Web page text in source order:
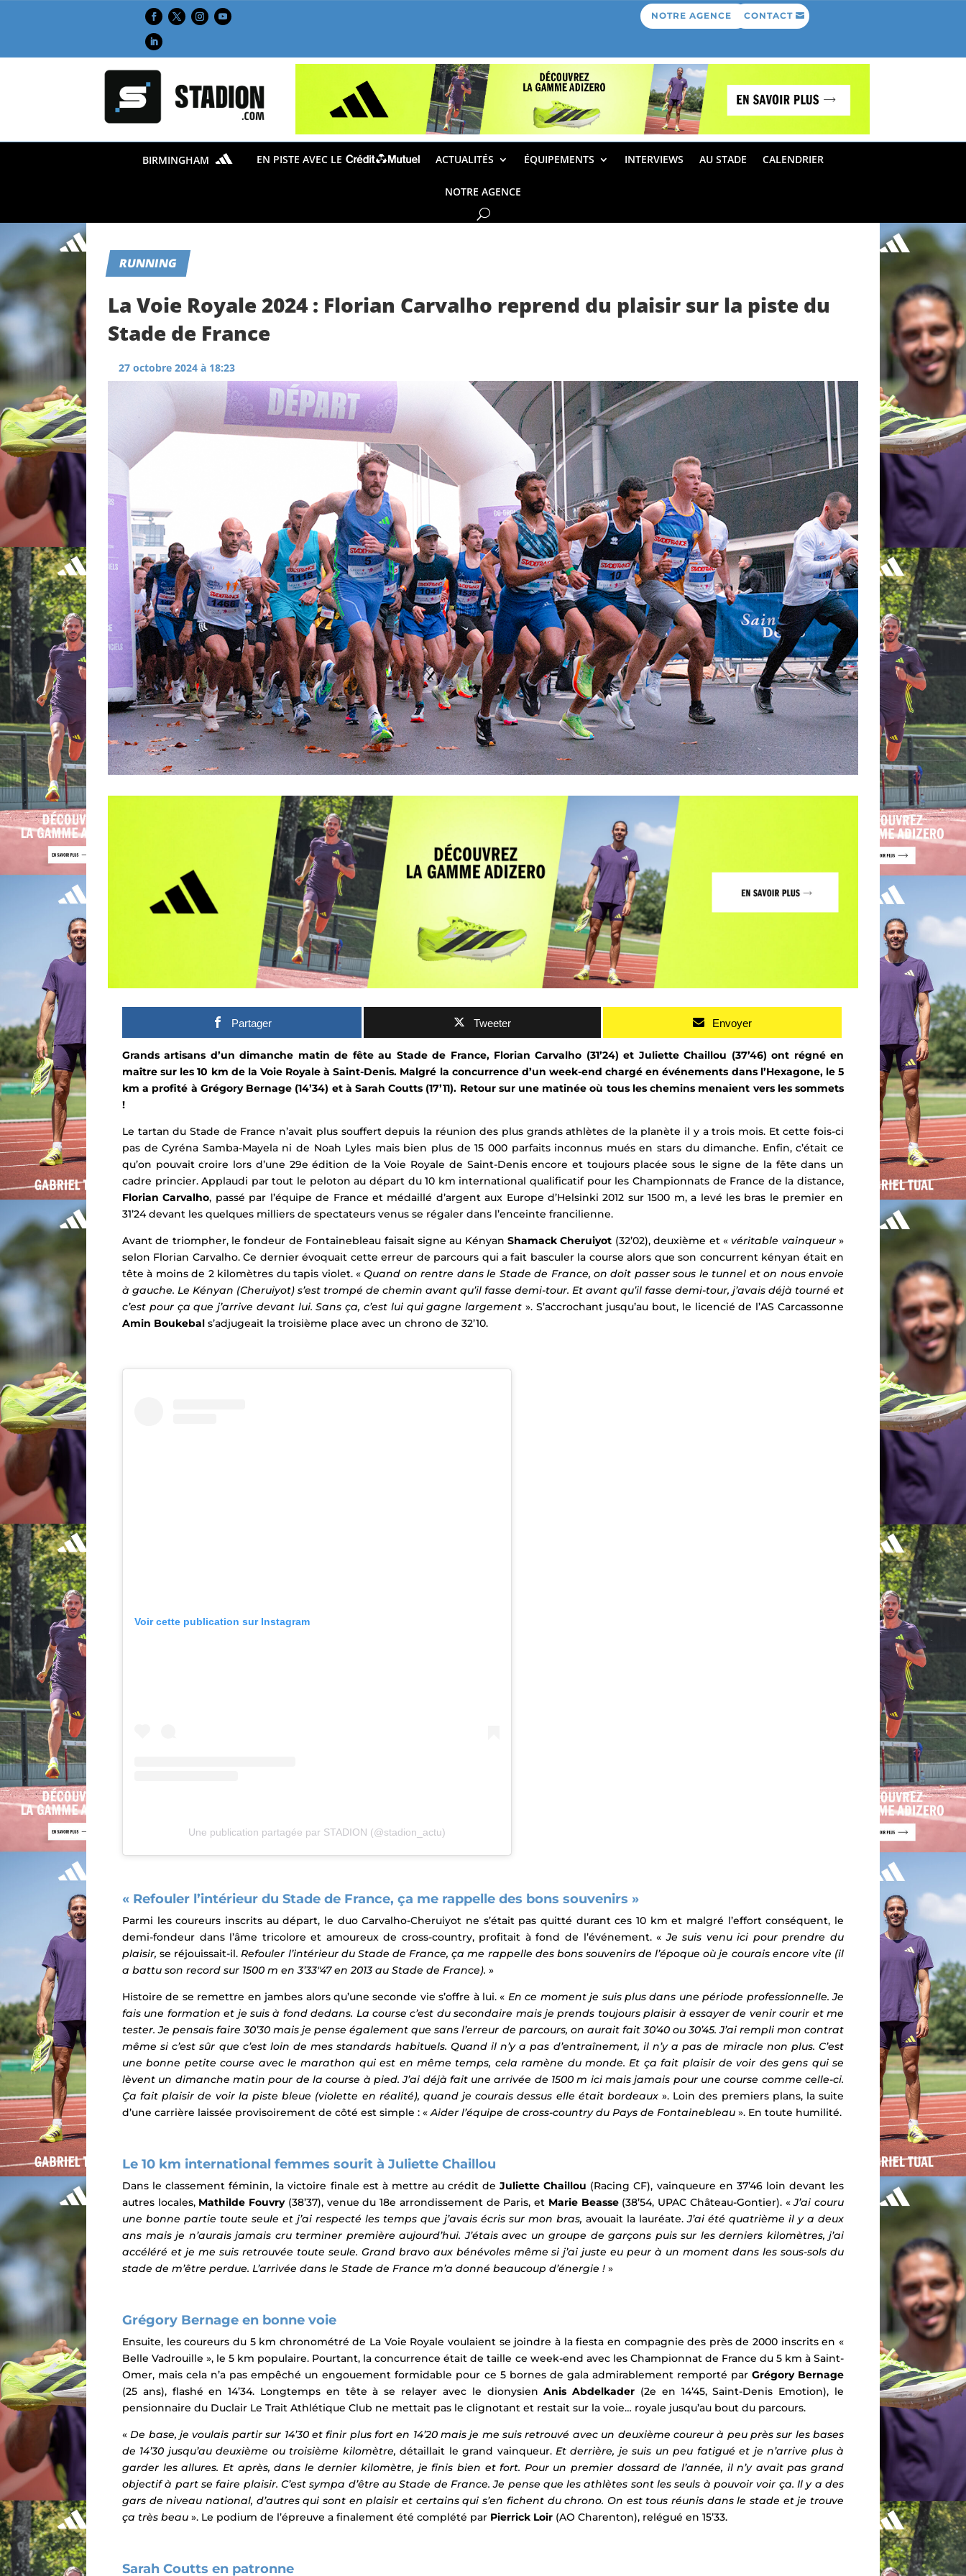
NOTRE AGENCE CONTACT
BIRMINGHAM EN PISTE AVEC LE ACTUALITÉS ÉQUIPEMENTS INTERVIEWS AU STADE CALENDRIER
NOTRE AGENCE
RUNNING
La Voie Royale 2024 : Florian Carvalho reprend du plaisir sur la piste du
Stade de France
27 octobre 2024 à 18:23
Partager Tweeter Envoyer
Grands artisans d’un dimanche matin de fête au Stade de France, Florian Carvalho (31’24) et Juliette Chaillou (37’46) ont régné en
maître sur les 10 km de la Voie Royale à Saint-Denis. Malgré la concurrence d’un week-end chargé en événements dans l’Hexagone, le 5
km a profité à Grégory Bernage (14’34) et à Sarah Coutts (17’11). Retour sur une matinée où tous les chemins menaient vers les sommets
!
Le tartan du Stade de France n’avait plus souffert depuis la réunion des plus grands athlètes de la planète il y a trois mois. Et cette fois-ci
pas deCyréna Samba-Mayelani de Noah Lyles mais bien plus de 15 000 parfaits inconnus mués en stars du dimanche. Enfin, c’était ce
qu’on pouvait croire lors d’une 29e édition de la Voie Royale de Saint-Denis encore et toujours placée sous le signe de la fête dans un
cadre princier. Applaudi par tout le peloton au départ du 10 km international qualificatif pour les Championnats de France de la distance,
Florian Carvalho, passé par l’équipe de France et médaillé d’argent aux Europe d’Helsinki 2012 sur 1500 m, a levé les bras le premier en
31’24 devant les quelques milliers de spectateurs venus se régaler dans l’enceinte francilienne.
Avant de triompher, le fondeur de Fontainebleau faisait signe au Kényan Shamack Cheruiyot (32’02), deuxième et «véritable vainqueur»
selon Florian Carvalho. Ce dernier évoquait cette erreur de parcours qui a fait basculer la course alors que son concurrent kényan était en
tête à moins de 2 kilomètres du tapis violet. «Quand on rentre dans le Stade de France, on doit passer sous le tunnel et on nous envoie
à gauche. Le Kényan (Cheruiyot) s’est trompé de chemin avant qu’il fasse demi-tour. Et avant qu’il fasse demi-tour, j’avais déjà tourné et
c’est pour ça que j’arrive devant lui.Sans ça, c’est lui qui gagne largement ». S’accrochant jusqu’au bout, le licencié de l’AS Carcassonne
Amin Boukebal s’adjugeait la troisième place avec un chrono de 32’10.
Voir cette publication sur Instagram
Une publication partagée par STADION (@stadion_actu)
« Refouler l’intérieur du Stade de France, ça me rappelle des bons souvenirs »
Parmi les coureurs inscrits au départ, le duo Carvalho-Cheruiyot ne s’était pas quitté durant ces 10 km et malgré l’effort conséquent, le
demi-fondeur dans l’âme tricolore et amoureux de cross-country, profitait à fond de l’événement. «Je suis venu ici pour prendre du
plaisir, se réjouissait-il. Refouler l’intérieur du Stade de France, ça me rappelle des bons souvenirs de l’époque où je courais encore vite (il
a battu son record sur 1500 m en 3’33″47 en 2013 au Stade de France). »
Histoire de se remettre en jambes alors qu’une seconde vie s’offre à lui. « En ce moment je suis plus dans une période professionnelle. Je
fais une formation et je suis à fond dedans. La course c’est du secondaire mais je prends toujours plaisir à essayer de venir courir et me
tester. Je pensais faire 30’30 mais je pense également que sans l’erreur de parcours, on aurait fait 30’40 ou 30’45. J’ai rempli mon contrat
même si c’est sûr que c’est loin de mes standards habituels. Quand il n’y a pas d’entraînement, il n’y a pas de miracle non plus. C’est
une bonne petite course avec le marathon qui est en même temps, cela ramène du monde. Et ça fait plaisir de voir des gens qui se
lèvent un dimanche matin pour de la course à pied. J’ai déjà fait une arrivée de 1500 m ici mais jamais pour une course comme celle-ci.
Ça fait plaisir de voir la piste bleue (violette en réalité), quand je courais dessus elle était bordeaux». Loin des premiers plans, la suite
d’une carrière laissée provisoirement de côté est simple : « Aider l’équipe de cross-country du Pays de Fontainebleau ». En toute humilité.
Le 10 km international femmes sourit à Juliette Chaillou
Dans le classement féminin, la victoire finale est à mettre au crédit deJuliette Chaillou (Racing CF), vainqueure en 37’46 loin devant les
autres locales, Mathilde Fouvry(38’37), venue du 18e arrondissement de Paris, et Marie Beasse(38’54, UPAC Château-Gontier). «J’ai couru
une bonne partie toute seule et j’ai respecté les temps que j’avais écris sur mon bras, avouait la lauréate.J’ai été quatrième il y a deux
ans mais je n’aurais jamais cru terminer première aujourd’hui. J’étais avec un groupe de garçons puis sur les derniers kilomètres, j’ai
accéléré et je me suis retrouvée toute seule. Grand bravo aux bénévoles même si j’ai juste eu peur à un moment dans les sous-sols du
stade de m’être perdue. L’arrivée dans le Stade de France m’a donné beaucoup d’énergie ! »
Grégory Bernage en bonne voie
Ensuite, les coureurs du 5 km chronométré de La Voie Royale voulaient se joindre à la fiesta en compagnie des près de 2000 inscrits en «
Belle Vadrouille », le 5 km populaire. Pourtant, la concurrence était de taille ce week-end avec les Championnat de France du 5 km à Saint-
Omer, mais cela n’a pas empêché un engouement formidable pour ce 5 bornes de gala admirablement remporté par Grégory Bernage
(25 ans), flashé en 14’34. Longtemps en tête à se relayer avec le dionysienAnis Abdelkader (2e en 14’45, Saint-Denis Emotion), le
pensionnaire du Duclair Le Trait Athlétique Club ne mettait pas le clignotant et restait sur la voie… royale jusqu’au bout du parcours.
« De base, je voulais partir sur 14’30 et finir plus fort en 14’20 mais je me suis retrouvé avec un deuxième coureur à peu près sur les bases
de 14’30 jusqu’au deuxième ou troisième kilomètre,détaillait le grand vainqueur.Et derrière, je suis un peu fatigué et je n’arrive plus à
garder les allures. Et après, dans le dernier kilomètre, je finis bien et fort. Pour un premier dossard de l’année, il n’y avait pas grand
objectif à part se faire plaisir. C’est sympa d’être au Stade de France. Je pense que les athlètes sont les seuls à pouvoir voir ça. Il y a des
gars de niveau national, d’autres qui sont en plaisir et certains qui s’en fichent du chrono. On est tous réunis dans le stade et je trouve
ça très beau ». Le podium de l’épreuve a finalement été complété par Pierrick Loir (AO Charenton), relégué en 15’33.
Sarah Coutts en patronne